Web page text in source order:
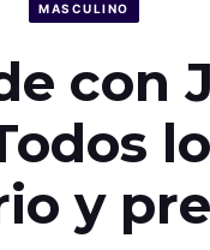
MASCULINO
con
y